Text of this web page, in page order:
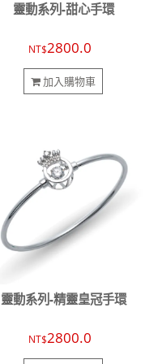
靈動系列-甜心手環
NT$2800.0
加入購物車
靈動系列-精靈皇冠手環
NT$2800.0